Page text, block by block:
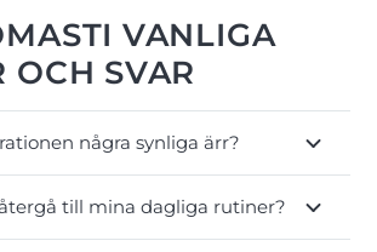
VANLIGA
OCH SVAR
några synliga ärr?
till mina dagliga rutiner?